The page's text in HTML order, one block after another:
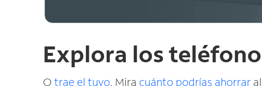
Explora los
O trae el tuyo. Mira cuánto podrías ahorrar